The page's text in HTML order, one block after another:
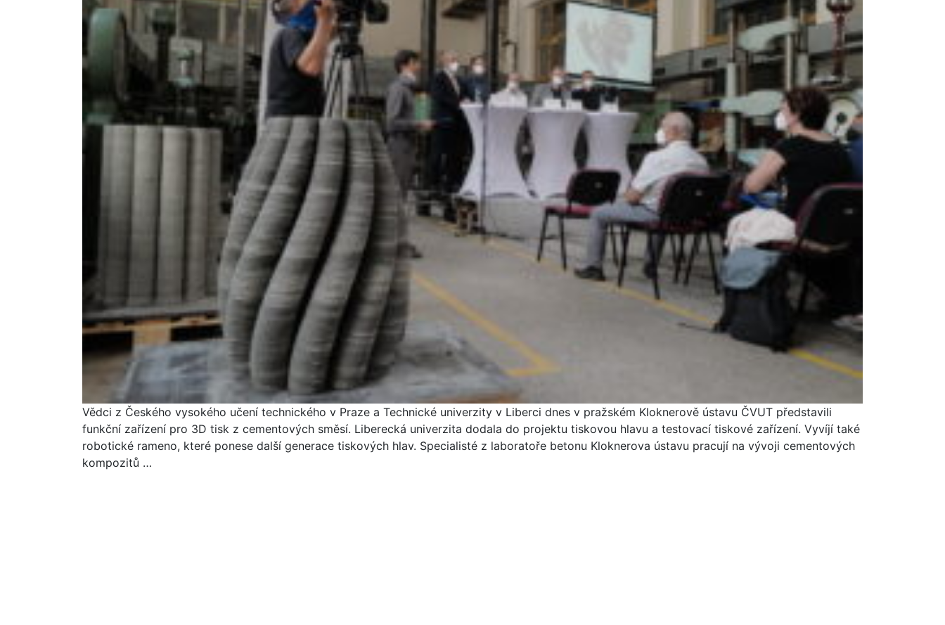
Vědci z Českého vysokého učení technického v Praze a Technické univerzity v Liberci dnes v pražském Kloknerově ústavu ČVUT představili
funkční zařízení pro 3D tisk z cementových směsí. Liberecká univerzita dodala do projektu tiskovou hlavu a testovací tiskové zařízení. Vyvíjí také
robotické rameno, které ponese další generace tiskových hlav. Specialisté z laboratoře betonu Kloknerova ústavu pracují na vývoji cementových
kompozitů …